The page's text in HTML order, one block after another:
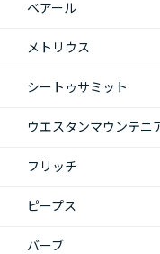
ベアール
メトリウス
シートゥサミット
ウエスタンマウンテニ
フリッチ
ピープス
バーブ